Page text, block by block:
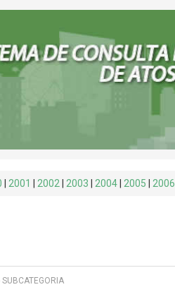
2001 2002 2003 2004 2005 2006
SUBCATEGORIA